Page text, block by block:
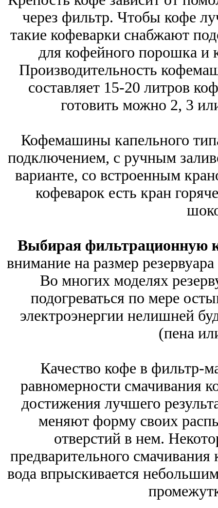
через фильтр. Чтобы кофе
такие кофеварки снабжают
для кофейного порошка и
Производительность
составляет 15-20 литров
готовить можно 2, 3
Кофемашины капельного
подключением, с ручным
варианте, со встроенным
кофеварок есть кран
Выбирая фильтрационную
внимание на размер
Во многих моделях
подогреваться по мере
электроэнергии нелишней
(пена
Качество кофе в фильтр-
равномерности смачивания
достижения лучшего
меняют форму своих
отверстий в нем.
предварительного
вода впрыскивается